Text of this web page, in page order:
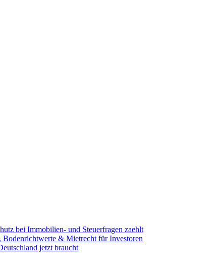
bei Immobilien- und Steuerfragen zaehlt
& Mietrecht für Investoren
jetzt braucht